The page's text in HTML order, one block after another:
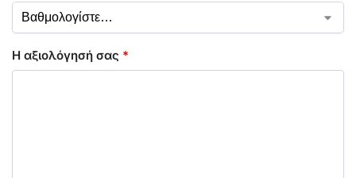
Η αξιολόγησή σας *